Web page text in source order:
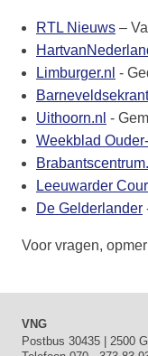
RTL Nieuws –
Limburger.nl -
Barneveldsekrant
Uithoorn.nl -
Weekblad
Leeuwarder
De Gelderlander
Voor vragen,
VNG
Postbus 30435 |
2500